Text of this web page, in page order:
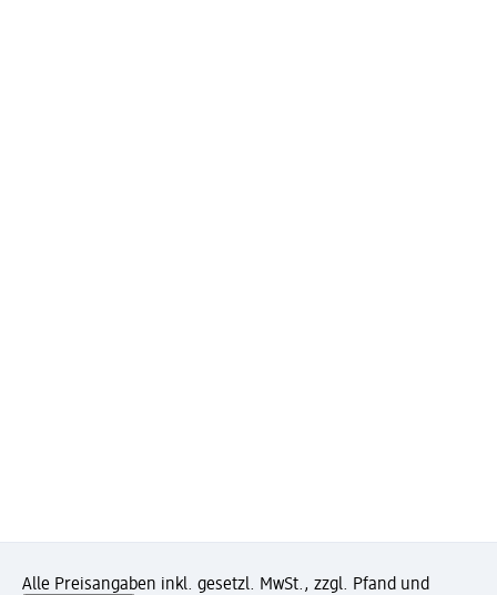
Alle Preisangaben inkl. gesetzl. MwSt., zzgl. Pfand und